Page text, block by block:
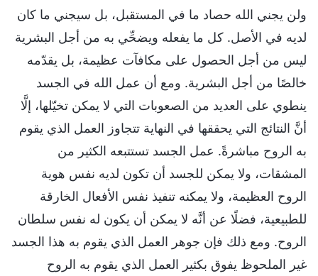
ولن يجني الله حصاد ما في المستقبل، بل سيجني ما كان
لديه في الأصل. كل ما يفعله ويضحِّي به من أجل البشرية
ليس من أجل الحصول على مكافآت عظيمة، بل يقدّمه
خالصًا من أجل البشرية. ومع أن عمل الله في الجسد
ينطوي على العديد من الصعوبات التي لا يمكن تخيّلها، إلَّا
أنَّ النتائج التي يحققها في النهاية تتجاوز العمل الذي يقوم
به الروح مباشرةً. عمل الجسد تستتبعه الكثير من
المشقات، ولا يمكن للجسد أن تكون لديه نفس هوية
الروح العظيمة، ولا يمكنه تنفيذ نفس الأفعال الخارقة
للطبيعية، فضلًا عن أنَّه لا يمكن أن يكون له نفس سلطان
الروح. ومع ذلك فإن جوهر العمل الذي يقوم به هذا الجسد
غير الملحوظ يفوق بكثير العمل الذي يقوم به الروح